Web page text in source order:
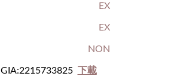
EX
EX
NON
GIA:2215733825 下載